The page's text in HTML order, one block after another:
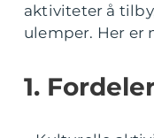
aktiviteter å
ulemper. Her er
1.